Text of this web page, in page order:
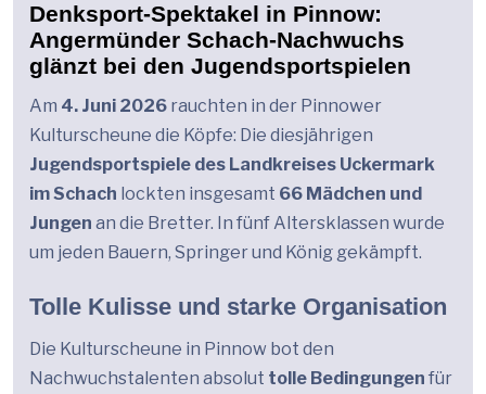
Denksport-Spektakel in Pinnow:
Angermünder Schach-Nachwuchs
glänzt bei den Jugendsportspielen
Am 4. Juni 2026 rauchten in der Pinnower
Kulturscheune die Köpfe: Die diesjährigen
Jugendsportspiele des Landkreises Uckermark
im Schach lockten insgesamt 66 Mädchen und
Jungen an die Bretter. In fünf Altersklassen wurde
um jeden Bauern, Springer und König gekämpft.
Tolle Kulisse und starke Organisation
Die Kulturscheune in Pinnow bot den
Nachwuchstalenten absolut tolle Bedingungen für